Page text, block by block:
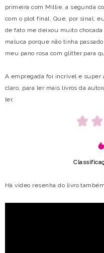
primeira com Millie, a segunda
com o plot final. Que, por sinal,
de fato me deixou muito
maluca porque não tinha
meu pano rosa com glitter para
A empregada foi incrível e super
claro, para ler mais livros da
ler.
Há vídeo resenha do livro